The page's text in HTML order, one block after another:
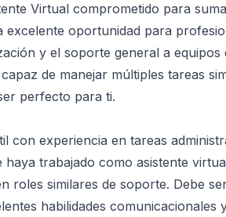
Virtual comprometido para
excelente oportunidad para
y el soporte general a equipos
de manejar múltiples tareas
perfecto para ti.
con experiencia en tareas
haya trabajado como asistente
roles similares de soporte. Debe
habilidades comunicacionales